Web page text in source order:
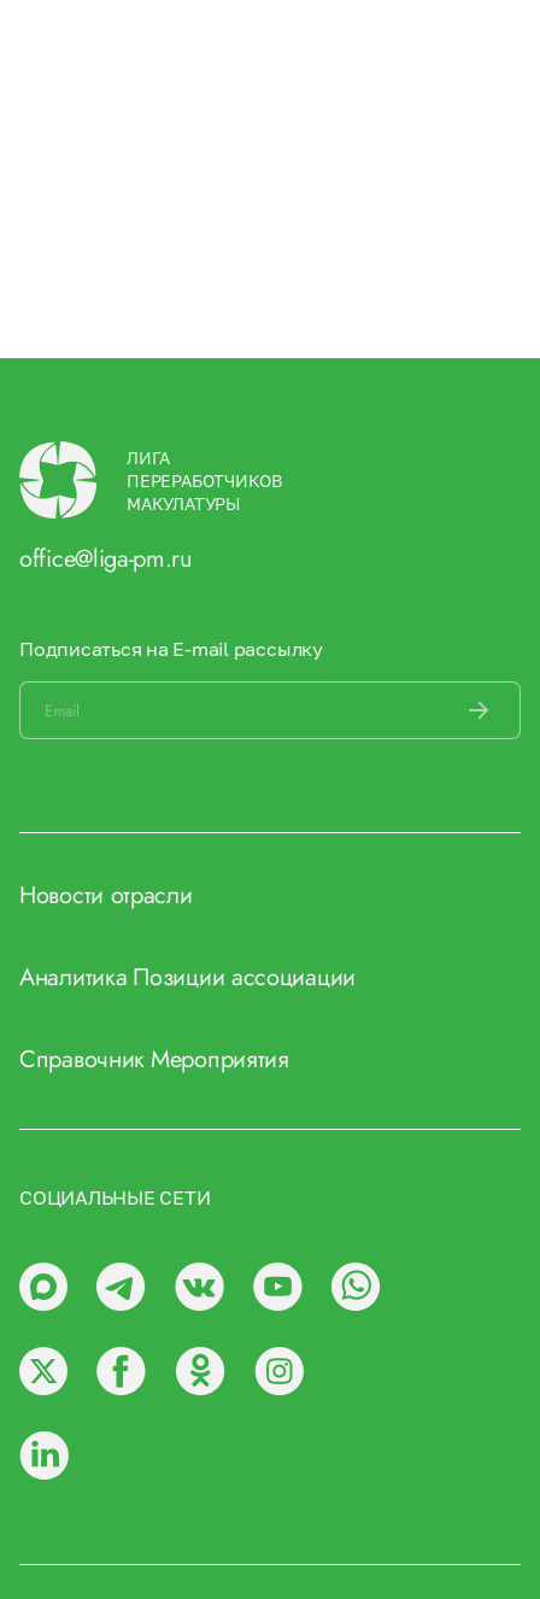
ЛИГА
ПЕРЕРАБОТЧИКОВ
МАКУЛАТУРЫ
office@liga-pm.ru
Подписаться на E-mail рассылку
Новости отрасли
Аналитика Позиции ассоциации
СправочникМероприятия
СОЦИАЛЬНЫЕ СЕТИ